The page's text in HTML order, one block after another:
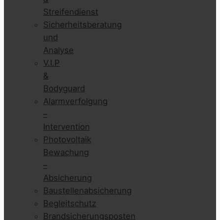
Streifendienst
Sicherheitsberatung
und
Analyse
V.I.P
&
Bodyguard
Alarmverfolgung
–
Intervention
Photovoltaik
Bewachung
–
Absicherung
Baustellenabsicherung
Begleitschutz
Brandsicherungsposten